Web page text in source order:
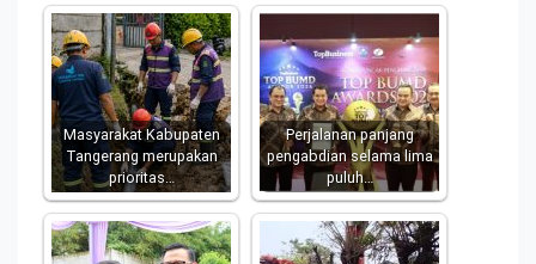
Masyarakat Kabupaten
Tangerang merupakan
prioritas…
Perjalanan panjang
pengabdian selama lima
puluh…